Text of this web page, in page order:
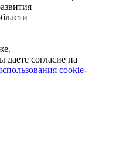
согласие на
cookie-